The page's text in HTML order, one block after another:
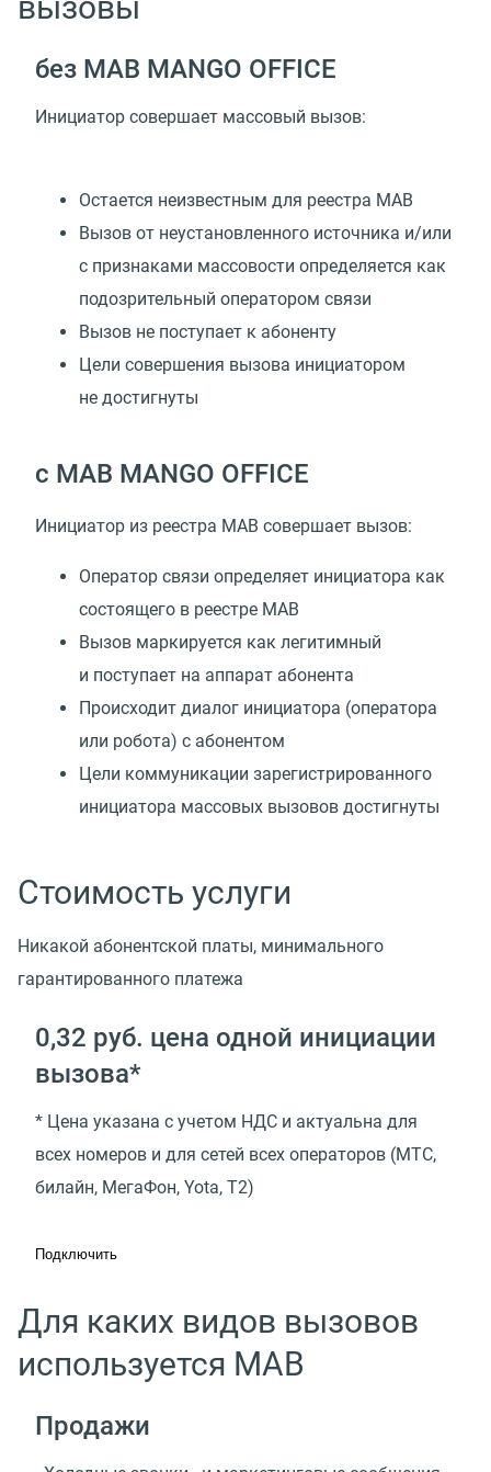
без МАВ MANGO OFFICE
Инициатор совершает массовый вызов:
Остается неизвестным для реестра МАВ
Вызов от неустановленного источника и/или
с признаками массовости определяется как
подозрительный оператором связи
Вызов не поступает к абоненту
Цели совершения вызова инициатором
не достигнуты
с МАВ MANGO OFFICE
Инициатор из реестра МАВ совершает вызов:
Оператор связи определяет инициатора как
состоящего в реестре МАВ
Вызов маркируется как легитимный
и поступает на аппарат абонента
Происходит диалог инициатора (оператора
или робота) с абонентом
Цели коммуникации зарегистрированного
инициатора массовых вызовов достигнуты
Стоимость услуги
Никакой абонентской платы, минимального
гарантированного платежа
0,32 руб. цена одной инициации
вызова*
* Цена указана с учетом НДС и актуальна для
всех номеров и для сетей всех операторов (МТС,
билайн, МегаФон, Yota, T2)
Подключить
Для каких видов вызовов
используется МАВ
Продажи